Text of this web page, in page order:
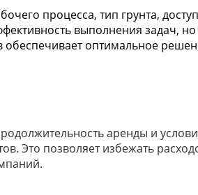
процесса, тип грунта,
выполнения задач, но
оптимальное
аренды и
Это позволяет избежать